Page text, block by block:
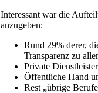
Interessant war die
anzugeben:
Rund 29% derer,
Transparenz zu
Private
Öffentliche Hand
Rest „übrige